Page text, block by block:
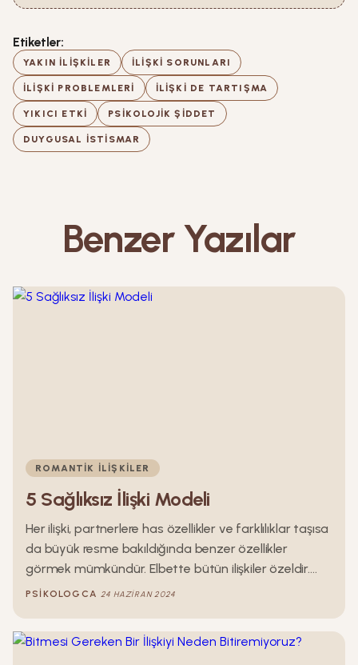
Etiketler:
YAKIN ILIŞKILER ILIŞKI SORUNLARI
ILIŞKI PROBLEMLERI ILIŞKI DE TARTIŞMA
YIKICI ETKI PSIKOLOJIK ŞIDDET
DUYGUSAL ISTISMAR
Benzer Yazılar
ROMANTIK İLIŞKILER
5 Sağlıksız İlişki Modeli
Her ilişki, partnerlere has özellikler ve farklılıklar taşısa
da büyük resme bakıldığında benzer özellikler
görmek mümkündür. Elbette bütün ilişkiler özeldir.
Ancak dünyanın hemen hemen her yerinde aynı
vardır. Bu benzerlikler ve farklılıklardan yola çıkarak
bazı sağlıksız ilişki modelleri tespit edilmiştir. İşte bu
PSIKOLOGCA 24 HAZIRAN 2024